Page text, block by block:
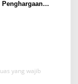
Penghargaan
yang wajib